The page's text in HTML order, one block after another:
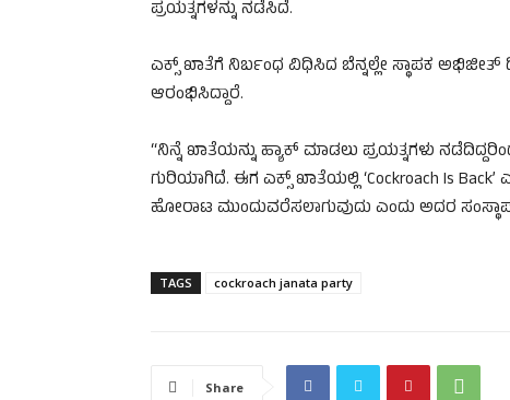
ಪ್ರಯತ್ನಗಳನ್ನು ನಡೆಸಿದೆ.
ಎಕ್ಸ್ ಖಾತೆಗೆ ನಿರ್ಬಂಧ ವಿಧಿಸಿದ ಬೆನ್ನಲ್ಲೇ ಸ್ಥಾಪಕ ಅಭಿಜೀತ್
ಆರಂಭಿಸಿದ್ದಾರೆ.
“ನಿನ್ನೆ ಖಾತೆಯನ್ನು ಹ್ಯಾಕ್ ಮಾಡಲು ಪ್ರಯತ್ನಗಳು
ಗುರಿಯಾಗಿದೆ. ಈಗ ಎಕ್ಸ್ ಖಾತೆಯಲ್ಲಿ ‘Cockroach Is
ಹೋರಾಟ ಮುಂದುವರೆಸಲಾಗುವುದು ಎಂದು ಅದರ
TAGS cockroach janata party
Share